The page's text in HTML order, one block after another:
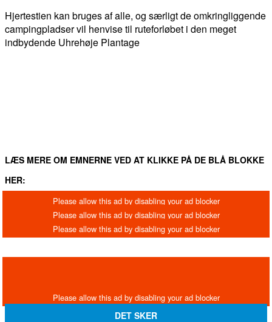
Hjertestien kan bruges af alle, og særligt de omkringliggende
campingpladser vil henvise til ruteforløbet i den meget
indbydende Uhrehøje Plantage
LÆS MERE OM EMNERNE VED AT KLIKKE PÅ DE BLÅ BLOKKE
HER:
DET SKER